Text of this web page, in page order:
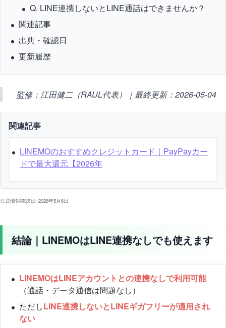
Q. LINE連携しないとLINE通話はできませんか？
関連記事
出典・確認日
更新履歴
監修：江田健二（RAUL代表）｜最終更新：2026-05-04
関連記事
LINEMOのおすすめクレジットカード｜PayPayカー
ドで最大還元【2026年
公式情報確認日: 2026年5月6日
結論｜LINEMOはLINE連携なしでも使えます
LINEMOはLINEアカウントとの連携なしで利用可能
（通話・データ通信は問題なし）
ただしLINE連携しないとLINEギガフリーが適用され
ない